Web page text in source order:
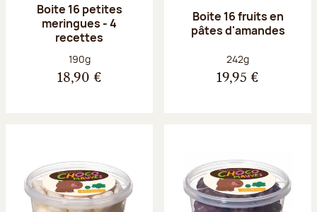
Boite 16 petites
meringues - 4
recettes
Poids net :
190g
18,90 €
Boite 16 fruits en
pâtes d'amandes
Poids net :
242g
19,95 €